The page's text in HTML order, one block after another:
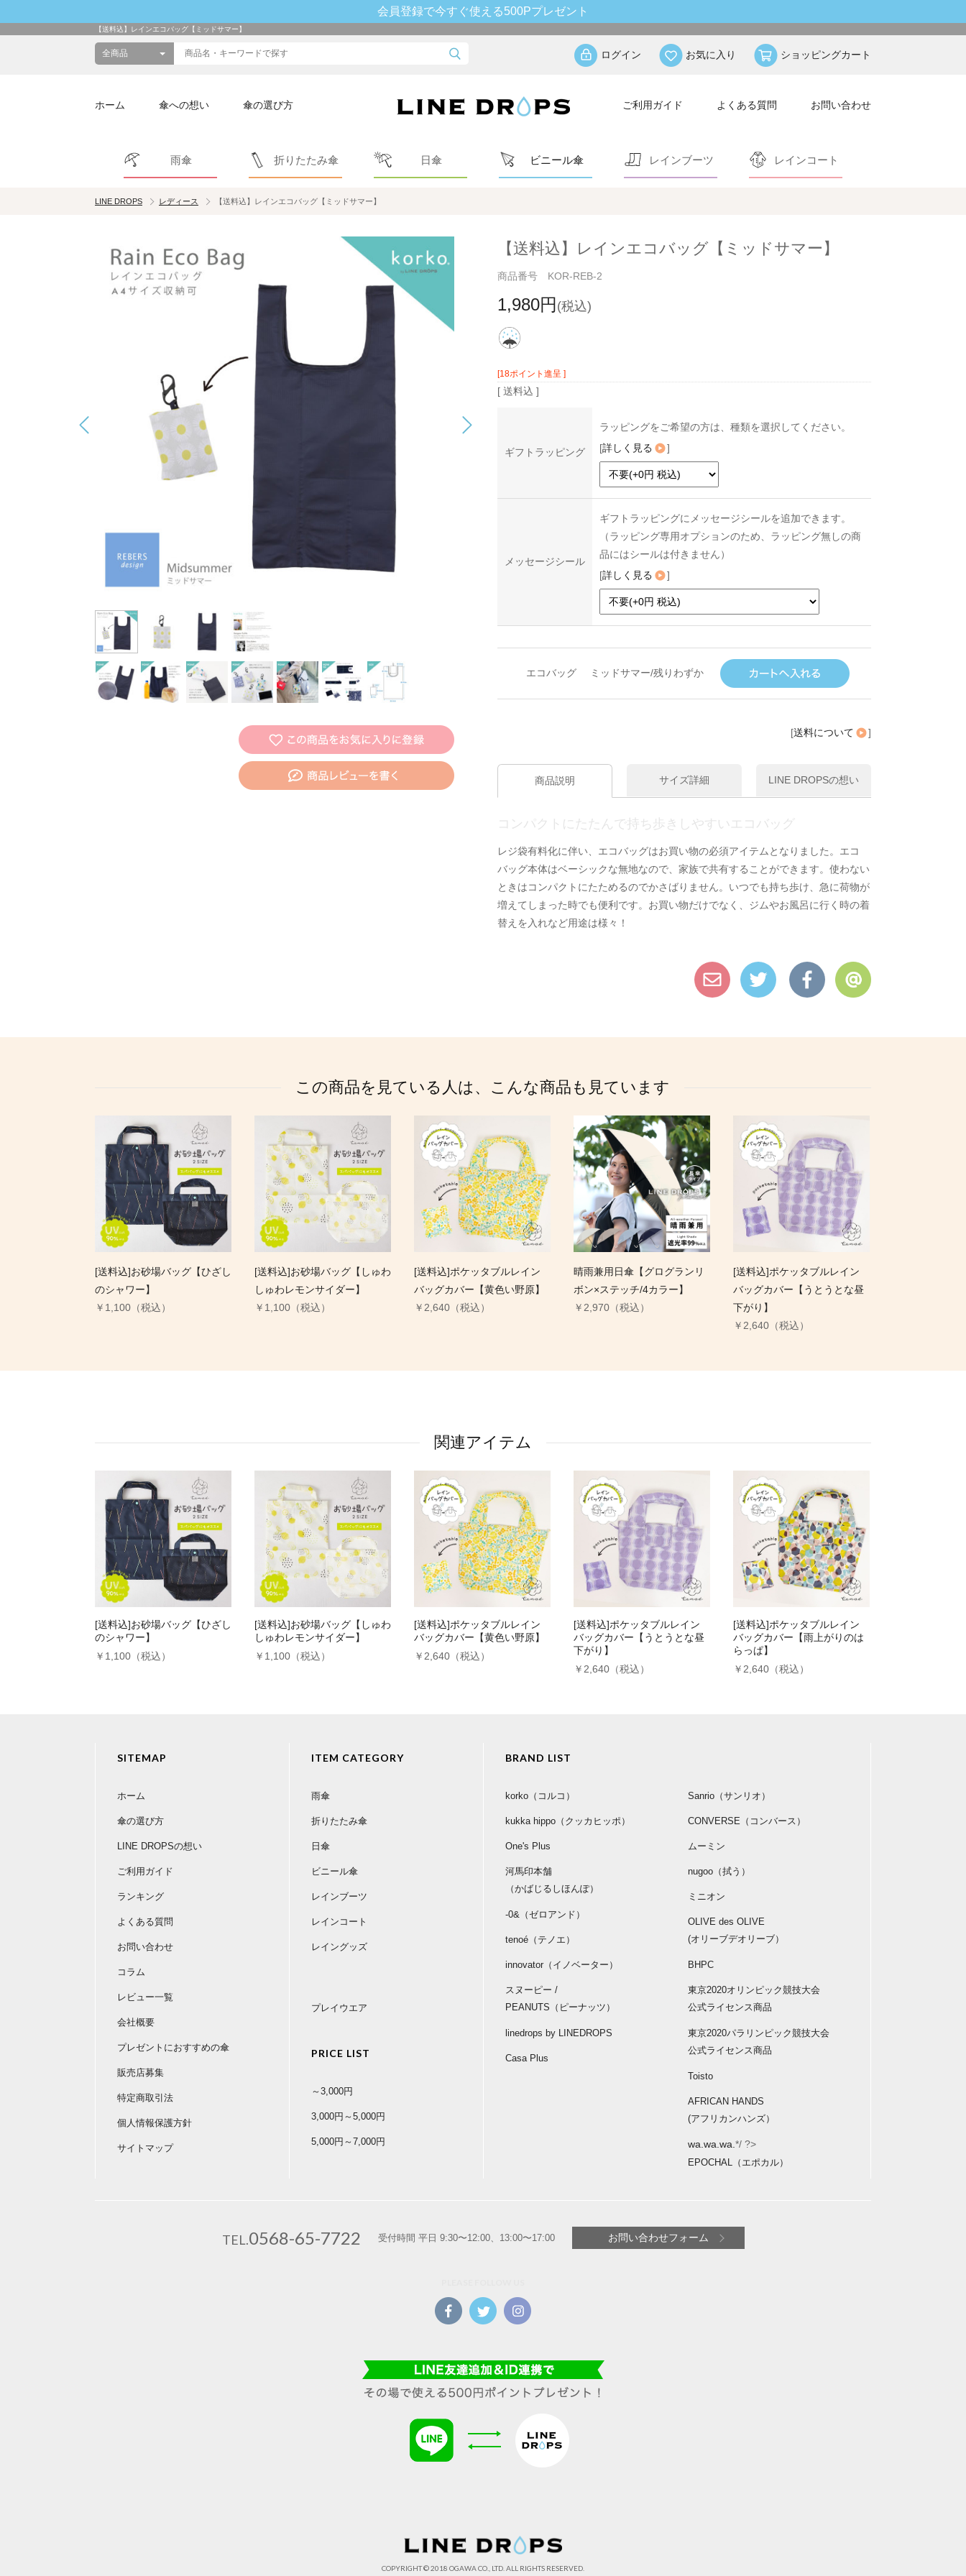
会員登録で今すぐ使える500Pプレゼント
【送料込】レインエコバッグ【ミッドサマー】
ログイン お気に入り ショッピングカート
ホーム 傘への想い 傘の選び方 ご利用ガイド よくある質問 お問い合わせ
雨傘 折りたたみ傘 日傘 ビニール傘 レインブーツ レインコート
LINE DROPS レディース 【送料込】レインエコバッグ【ミッドサマー】
【送料込】レインエコバッグ【ミッドサマー】
商品番号 KOR-REB-2
1,980円 (税込)
[18ポイント進呈 ]
[ 送料込 ]
ギフトラッピング
ラッピングをご希望の方は、種類を選択してください。
[詳しく見る ]
メッセージシール
ギフトラッピングにメッセージシールを追加できます。
（ラッピング専用オプションのため、ラッピング無しの商
品にはシールは付きません）
[詳しく見る ]
エコバッグ ミッドサマー/残りわずか
[送料について ]
商品説明 サイズ詳細 LINE DROPSの想い
コンパクトにたたんで持ち歩きしやすいエコバッグ
レジ袋有料化に伴い、エコバッグはお買い物の必須アイテムとなりました。エコ
バッグ本体はベーシックな無地なので、家族で共有することができます。使わない
ときはコンパクトにたためるのでかさばりません。いつでも持ち歩け、急に荷物が
増えてしまった時でも便利です。お買い物だけでなく、ジムやお風呂に行く時の着
替えを入れなど用途は様々！
この商品を見ている人は、こんな商品も見ています
[送料込]お砂場バッグ【ひざし
のシャワー】
￥1,100（税込）
[送料込]お砂場バッグ【しゅわ
しゅわレモンサイダー】
￥1,100（税込）
[送料込]ポケッタブルレイン
バッグカバー【黄色い野原】
￥2,640（税込）
晴雨兼用日傘【グログランリ
ボン×ステッチ/4カラー】
￥2,970（税込）
[送料込]ポケッタブルレイン
バッグカバー【うとうとな昼
下がり】
￥2,640（税込）
関連アイテム
[送料込]お砂場バッグ【ひざし
のシャワー】
￥1,100（税込）
[送料込]お砂場バッグ【しゅわ
しゅわレモンサイダー】
￥1,100（税込）
[送料込]ポケッタブルレイン
バッグカバー【黄色い野原】
￥2,640（税込）
[送料込]ポケッタブルレイン
バッグカバー【うとうとな昼
下がり】
￥2,640（税込）
[送料込]ポケッタブルレイン
バッグカバー【雨上がりのは
らっぱ】
￥2,640（税込）
SITEMAP
ホーム
傘の選び方
LINE DROPSの想い
ご利用ガイド
ランキング
よくある質問
お問い合わせ
コラム
レビュー一覧
会社概要
プレゼントにおすすめの傘
販売店募集
特定商取引法
個人情報保護方針
サイトマップ
ITEM CATEGORY
雨傘
折りたたみ傘
日傘
ビニール傘
レインブーツ
レインコート
レイングッズ
プレイウエア
PRICE LIST
～3,000円
3,000円～5,000円
5,000円～7,000円
BRAND LIST
korko（コルコ）
kukka hippo（クッカヒッポ）
One's Plus
河馬印本舗
（かばじるしほんぽ）
-0&（ゼロアンド）
tenoé（テノエ）
innovator（イノベーター）
スヌーピー /
PEANUTS（ピーナッツ）
linedrops by LINEDROPS
Casa Plus
Sanrio（サンリオ）
CONVERSE（コンバース）
ムーミン
nugoo（拭う）
ミニオン
OLIVE des OLIVE
(オリーブデオリーブ）
BHPC
東京2020オリンピック競技大会
公式ライセンス商品
東京2020パラリンピック競技大会
公式ライセンス商品
Toisto
AFRICAN HANDS
(アフリカンハンズ）
wa.wa.wa. */ ?>
EPOCHAL（エポカル）
TEL.0568-65-7722 受付時間 平日 9:30〜12:00、13:00〜17:00 お問い合わせフォーム
COPYRIGHT © 2018 OGAWA CO., LTD. ALL RIGHTS RESERVED.